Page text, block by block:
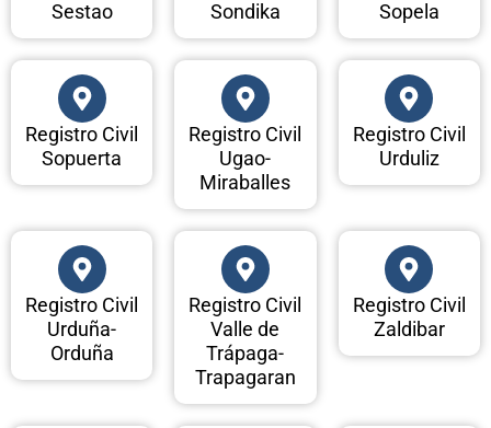
Sestao
Sondika
Sopela
Registro Civil
Sopuerta
Registro Civil
Ugao-
Miraballes
Registro Civil
Urduliz
Registro Civil
Urduña-
Orduña
Registro Civil
Valle de
Trápaga-
Trapagaran
Registro Civil
Zaldibar